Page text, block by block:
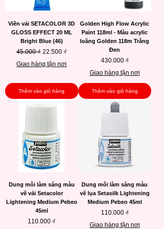
Viền vải SETACOLOR 3D
GLOSS EFFECT 20 ML
Bright Blue (46)
Giá thông thường
45.000 ₫ Giá bán rẻ
22.500 ₫
Giao hàng tận nơi
Thêm vào giỏ hàng
Golden High Flow Acrylic
Paint 118ml - Màu acrylic
loãng Golden 118m Trắng
Đen
Giá
430.000 ₫
Giao hàng tận nơi
Thêm vào giỏ hàng
Dung môi làm sáng màu
vẽ vải Setacolor
Lightening Medium Pebeo
45ml
Giá
110.000 ₫
Dung môi làm sáng màu
vẽ lụa Setasilk Lightening
Medium Pebeo 45ml
Giá
110.000 ₫
Giao hàng tận nơi